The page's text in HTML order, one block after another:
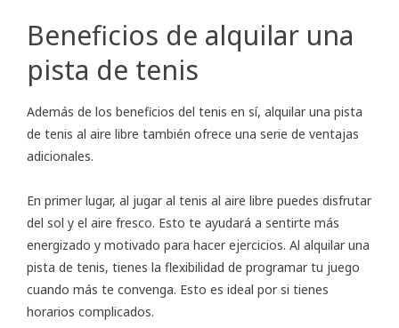
Beneficios de alquilar una
pista de tenis
Además de los beneficios del tenis en sí, alquilar una pista
de tenis al aire libre también ofrece una serie de ventajas
adicionales.
En primer lugar, al jugar al tenis al aire libre puedes disfrutar
del sol y el aire fresco. Esto te ayudará a sentirte más
energizado y motivado para hacer ejercicios. Al alquilar una
pista de tenis, tienes la flexibilidad de programar tu juego
cuando más te convenga. Esto es ideal por si tienes
horarios complicados.